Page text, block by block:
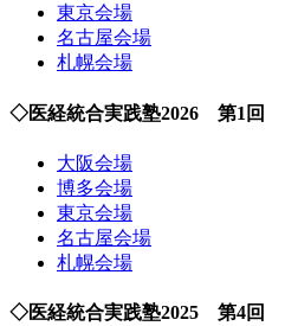
東京会場
名古屋会場
札幌会場
◇医経統合実践塾2026 第1回
大阪会場
博多会場
東京会場
名古屋会場
札幌会場
◇医経統合実践塾2025 第4回